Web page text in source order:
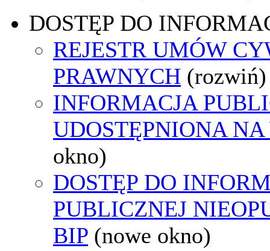
DOSTĘP DO
REJESTR UMÓW
PRAWNYCH (rozwiń)
INFORMACJA
UDOSTĘPNIONA
okno)
DOSTĘP DO
PUBLICZNEJ
BIP (nowe okno)